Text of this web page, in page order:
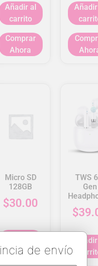
Añadir al
carrito
Comprar
Ahora
Micro SD
128GB
$30.00
carrito
TWS
Gen
$
de envío